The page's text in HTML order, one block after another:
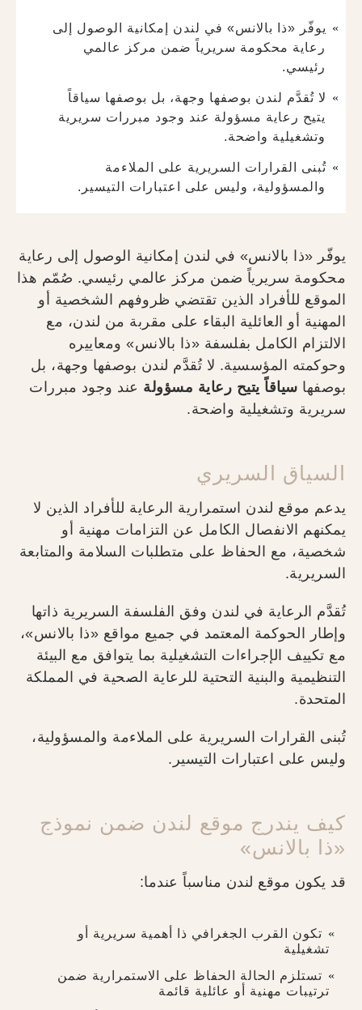
يوفّر «ذا بالانس» في لندن إمكانية الوصول إلى
رعاية محكومة سريرياً ضمن مركز عالمي
رئيسي.
لا تُقدَّم لندن بوصفها وجهة، بل بوصفها سياقاً
يتيح رعاية مسؤولة عند وجود مبررات سريرية
وتشغيلية واضحة.
تُبنى القرارات السريرية على الملاءمة
والمسؤولية، وليس على اعتبارات التيسير.
يوفّر «ذا بالانس» في لندن إمكانية الوصول إلى رعاية
محكومة سريرياً ضمن مركز عالمي رئيسي. صُمّم هذا
الموقع للأفراد الذين تقتضي ظروفهم الشخصية أو
المهنية أو العائلية البقاء على مقربة من لندن، مع
الالتزام الكامل بفلسفة «ذا بالانس» ومعاييره
وحوكمته المؤسسية. لا تُقدَّم لندن بوصفها وجهة، بل
بوصفها سياقاً يتيح رعاية مسؤولة عند وجود مبررات
سريرية وتشغيلية واضحة.
السياق السريري
يدعم موقع لندن استمرارية الرعاية للأفراد الذين لا
يمكنهم الانفصال الكامل عن التزامات مهنية أو
شخصية، مع الحفاظ على متطلبات السلامة والمتابعة
السريرية.
تُقدَّم الرعاية في لندن وفق الفلسفة السريرية ذاتها
وإطار الحوكمة المعتمد في جميع مواقع «ذا بالانس»،
مع تكييف الإجراءات التشغيلية بما يتوافق مع البيئة
التنظيمية والبنية التحتية للرعاية الصحية في المملكة
المتحدة.
تُبنى القرارات السريرية على الملاءمة والمسؤولية،
وليس على اعتبارات التيسير.
كيف يندرج موقع لندن ضمن نموذج
«ذا بالانس»
قد يكون موقع لندن مناسباً عندما:
تكون القرب الجغرافي ذا أهمية سريرية أو
تشغيلية
تستلزم الحالة الحفاظ على الاستمرارية ضمن
ترتيبات مهنية أو عائلية قائمة